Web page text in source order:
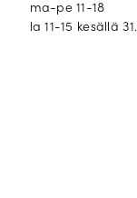
ma-pe 11-18
la 11-15 kesällä